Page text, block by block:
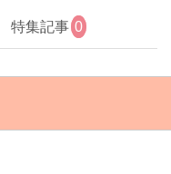
特集記事 0